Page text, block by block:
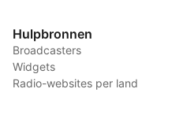
Hulpbronnen
Broadcasters
Widgets
Radio-websites per land